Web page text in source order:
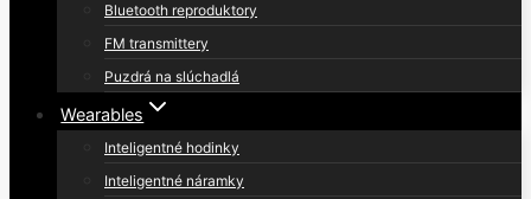
Bluetooth reproduktory
FM transmittery
Puzdrá na slúchadlá
Wearables
Inteligentné hodinky
Inteligentné náramky